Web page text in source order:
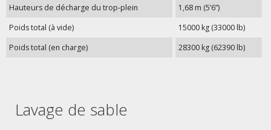
Hauteurs de décharge du trop-plein
1,68 m (5’6”)
Poids total (à vide)
15000 kg (33000 lb)
Poids total (en charge)
28300 kg (62390 lb)
Lavage de sable